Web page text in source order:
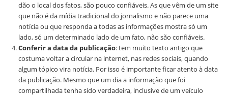
dão o local dos fatos, são pouco confiáveis. As que vêm de um site
que não é da mídia tradicional do jornalismo e não parece uma
notícia ou que responda a todas as informações mostra só um
lado, só um determinado lado de um fato, não são confiáveis.
Conferir a data da publicação: tem muito texto antigo que
costuma voltar a circular na internet, nas redes sociais, quando
algum tópico vira notícia. Por isso é importante ficar atento à data
da publicação. Mesmo que um dia a informação que foi
compartilhada tenha sido verdadeira, inclusive de um veículo